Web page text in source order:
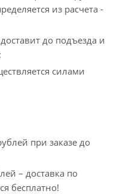
из расчета -
до подъезда и
силами
при заказе до
– доставка по
бесплатно!